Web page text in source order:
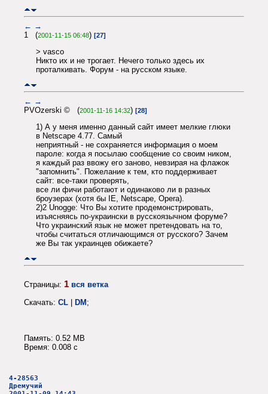
← →
1 (2001-11-15 06:48) [27]
> vasco
Никто их и не трогает. Нечего только здесь их
проталкивать. Форум - на русском языке.
← →
PVOzerski © (2001-11-16 14:32) [28]
1) А у меня именно данный сайт имеет мелкие глюки
в Netscape 4.77. Самый
неприятный - не сохраняется информация о моем
пароле: когда я посылаю сообщение со своим ником,
я каждый раз ввожу его заново, невзирая на флажок
"запомнить". Пожелание к тем, кто поддерживает
сайт: все-таки проверять,
все ли фичи работают и одинаково ли в разных
броузерах (хотя бы IE, Netscape, Opera).
2)2 Unogge: Что Вы хотите продемонстрировать,
изъясняясь по-украински в русскоязычном форуме?
Что украинский язык не может претендовать на то,
чтобы считаться отличающимся от русского? Зачем
же Вы так украинцев обижаете?
Страницы: 1 вся ветка
Скачать: CL DM ;
Память: 0.52 MB
Время: 0.008 c
4-28563
Дремучий